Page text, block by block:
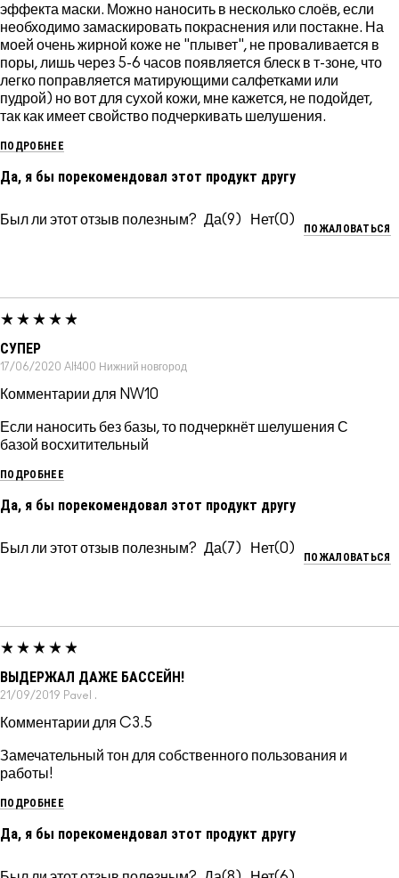
эффекта маски. Можно наносить в несколько слоёв, если
необходимо замаскировать покраснения или постакне. На
моей очень жирной коже не "плывет", не проваливается в
поры, лишь через 5-6 часов появляется блеск в т-зоне, что
легко поправляется матирующими салфетками или
пудрой) но вот для сухой кожи, мне кажется, не подойдет,
так как имеет свойство подчеркивать шелушения.
ПОДРОБНЕЕ
Да, я бы порекомендовал этот продукт другу
Был ли этот отзыв полезным? 9 0
ПОЖАЛОВАТЬСЯ
СУПЕР
17/06/2020 Alt400 Нижний новгород
Комментарии для NW10
Если наносить без базы, то подчеркнёт шелушения С
базой восхитительный
ПОДРОБНЕЕ
Да, я бы порекомендовал этот продукт другу
Был ли этот отзыв полезным? 7 0
ПОЖАЛОВАТЬСЯ
ВЫДЕРЖАЛ ДАЖЕ БАССЕЙН!
21/09/2019 Pavel .
Комментарии для C3.5
Замечательный тон для собственного пользования и
работы!
ПОДРОБНЕЕ
Да, я бы порекомендовал этот продукт другу